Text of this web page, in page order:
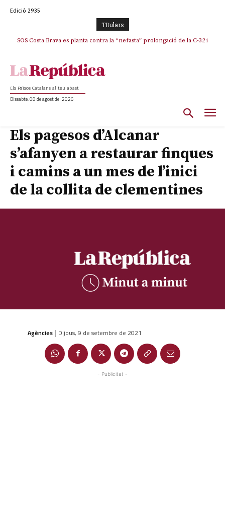
Edició 2935
TItulars
SOS Costa Brava es planta contra la “nefasta” prolongació de la C-32 i
La memòria viva de Josep Sunyol uneix l’esport i la cultura en un emotiu
Els Països Catalans al teu abast
Dissabte, 08 de agost del 2026
Els pagesos d’Alcanar
s’afanyen a restaurar finques
i camins a un mes de l’inici
de la collita de clementines
Agències | Dijous, 9 de setembre de 2021
- Publicitat -